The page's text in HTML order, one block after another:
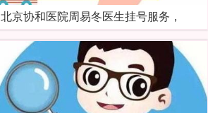
北京协和医院周易冬医生挂号服务，